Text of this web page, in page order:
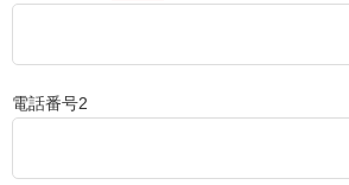
電話番号2